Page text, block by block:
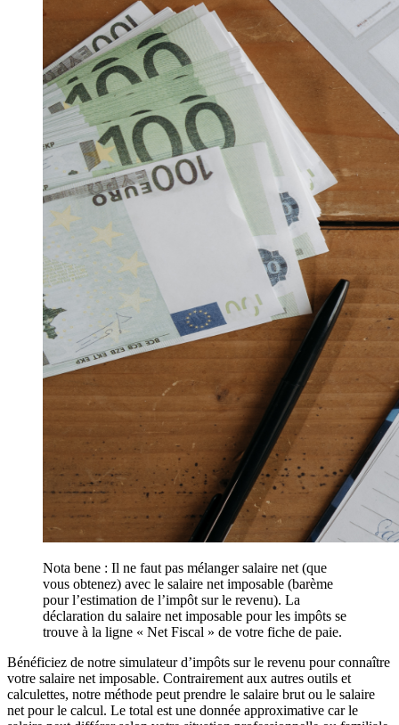
Nota bene : Il ne faut pas mélanger salaire net (que
vous obtenez) avec le salaire net imposable (barème
pour l’estimation de l’impôt sur le revenu). La
déclaration du salaire net imposable pour les impôts se
trouve à la ligne « Net Fiscal » de votre fiche de paie.
Bénéficiez de notre simulateur d’impôts sur le revenu pour connaître
votre salaire net imposable. Contrairement aux autres outils et
calculettes, notre méthode peut prendre le salaire brut ou le salaire
net pour le calcul. Le total est une donnée approximative car le